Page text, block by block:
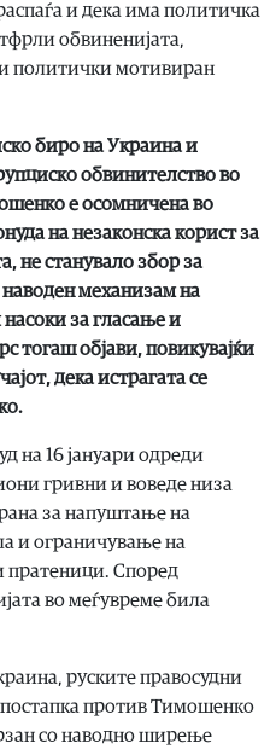
и дека има политичка
обвиненијата,
и политички мотивиран
биро на Украина и
обвинителство во
е осомничена во
на незаконска корист за
не станувало збор за
наводен механизам на
за гласање и
тогаш објави, повикувајќи
дека истрагата се
на 16 јануари одреди
гривни и воведе низа
за напуштање на
и ограничување на
пратеници. Според
во меѓувреме била
руските правосудни
против Тимошенко
со наводно ширење